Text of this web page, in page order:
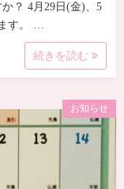
？ 4月29日(金)、5
す。 …
続きを読む
お知らせ